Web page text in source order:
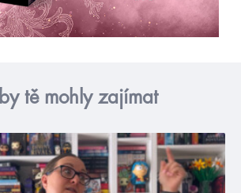
by tě mohly zajímat